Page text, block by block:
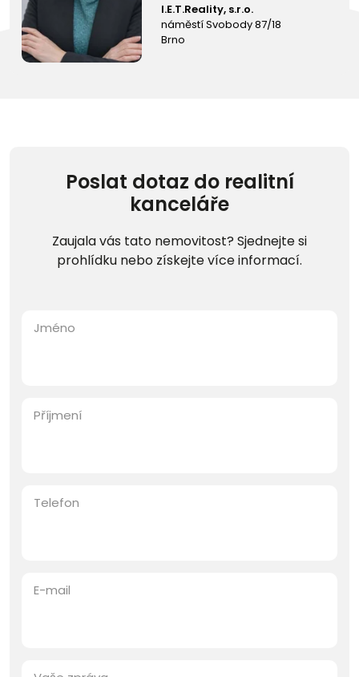
I.E.T.Reality, s.r.o.
náměstí Svobody 87/18
Brno
Poslat dotaz do realitní
kanceláře
Zaujala vás tato nemovitost? Sjednejte si
prohlídku nebo získejte více informací.
Jméno
Příjmení
Telefon
E-mail